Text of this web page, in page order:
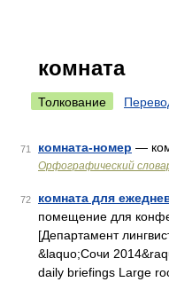
комната
Толкование
71 комната-номер —
Орфографический
72 комната для
помещение для
[Департамент
&laquo;Сочи
daily briefings Large